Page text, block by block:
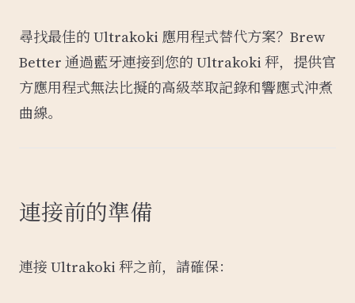
尋找最佳的 Ultrakoki 應用程式替代方案？Brew
Better 通過藍牙連接到您的 Ultrakoki 秤，提供官
方應用程式無法比擬的高級萃取記錄和響應式沖煮
曲線。
連接前的準備
連接 Ultrakoki 秤之前，請確保：